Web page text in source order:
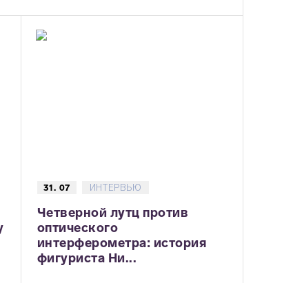
31. 07 ИНТЕРВЬЮ
Четверной лутц против
оптического
интерферометра: история
фигуриста Ни...